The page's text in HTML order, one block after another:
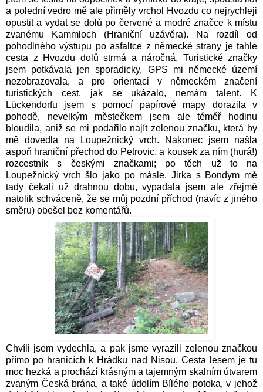
a polední vedro mě ale přiměly vrchol Hvozdu co nejrychleji
opustit a vydat se dolů po červené a modré značce k místu
zvanému Kammloch (Hraniční uzávěra). Na rozdíl od
pohodlného výstupu po asfaltce z německé strany je tahle
cesta z Hvozdu dolů strmá a náročná. Turistické značky
jsem potkávala jen sporadicky, GPS mi německé území
nezobrazovala, a pro orientaci v německém značení
turistických cest, jak se ukázalo, nemám talent. K
Lückendorfu jsem s pomocí papírové mapy dorazila v
pohodě, nevelkým městečkem jsem ale téměř hodinu
bloudila, aniž se mi podařilo najít zelenou značku, která by
mě dovedla na Loupežnický vrch. Nakonec jsem našla
aspoň hraniční přechod do Petrovic, a kousek za ním (hurá!)
rozcestník s českými značkami; po těch už to na
Loupežnický vrch šlo jako po másle. Jirka s Bondym mě
tady čekali už drahnou dobu, vypadala jsem ale zřejmě
natolik schváceně, že se můj pozdní příchod (navíc z jiného
směru) obešel bez komentářů.
Chvíli jsem vydechla, a pak jsme vyrazili zelenou značkou
přímo po hranicích k Hrádku nad Nisou. Cesta lesem je tu
moc hezká a prochází krásným a tajemným skalním útvarem
zvaným Česká brána, a také údolím Bílého potoka, v jehož